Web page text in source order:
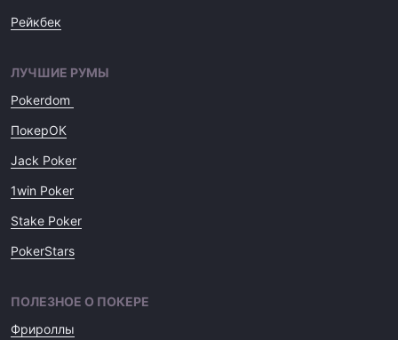
Рейкбек
ЛУЧШИЕ РУМЫ
Pokerdom
ПокерОК
Jack Poker
1win Poker
Stake Poker
PokerStars
ПОЛЕЗНОЕ О ПОКЕРЕ
Фрироллы